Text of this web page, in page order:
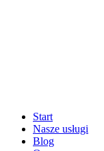
Start
Nasze usługi
Blog